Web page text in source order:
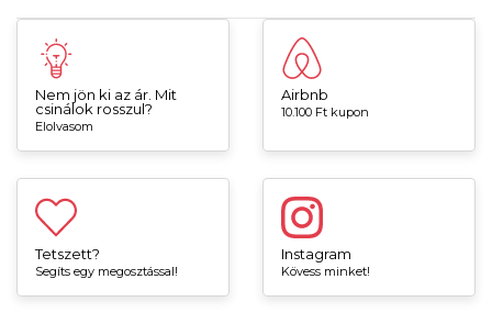
Nem jön ki az ár. Mit
csinálok rosszul?
Elolvasom
Airbnb
10.100 Ft kupon
Tetszett?
Segíts egy megosztással!
Instagram
Kövess minket!